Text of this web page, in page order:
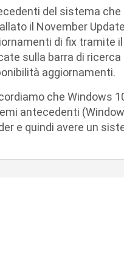
del sistema
il November
di fix tramite
sulla barra di
aggiornamenti.
che Windows
antecedenti
e quindi avere un